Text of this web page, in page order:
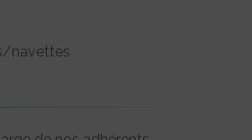
navettes